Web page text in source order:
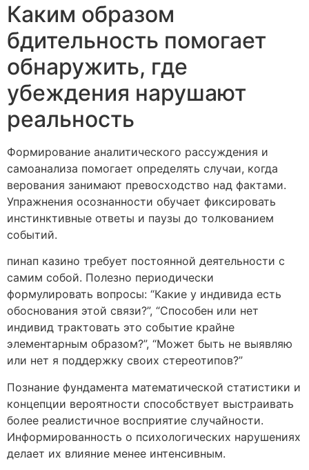
Каким образом
бдительность помогает
обнаружить, где
убеждения нарушают
реальность
Формирование аналитического рассуждения и
самоанализа помогает определять случаи, когда
верования занимают превосходство над фактами.
Упражнения осознанности обучает фиксировать
инстинктивные ответы и паузы до толкованием
событий.
пинап казино требует постоянной деятельности с
самим собой. Полезно периодически
формулировать вопросы: “Какие у индивида есть
обоснования этой связи?”, “Способен или нет
индивид трактовать это событие крайне
элементарным образом?”, “Может быть не выявляю
или нет я поддержку своих стереотипов?”
Познание фундамента математической статистики и
концепции вероятности способствует выстраивать
более реалистичное восприятие случайности.
Информированность о психологических нарушениях
делает их влияние менее интенсивным.